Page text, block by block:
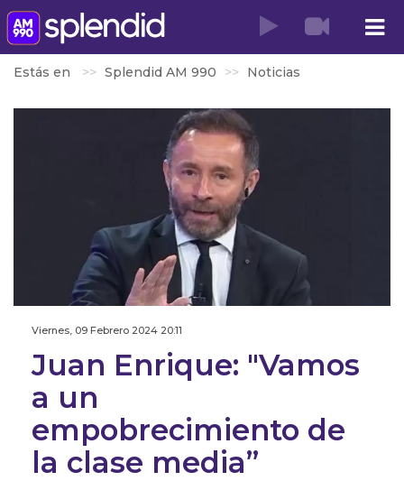
Estás en Splendid AM 990 Noticias
Viernes, 09 Febrero 2024 20:11
Juan Enrique: "Vamos
a un
empobrecimiento de
la clase media”